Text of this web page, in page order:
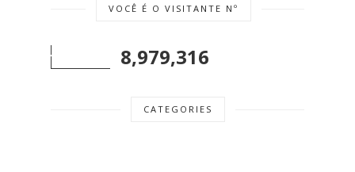
VOCÊ É O VISITANTE Nº
8,979,316
CATEGORIES